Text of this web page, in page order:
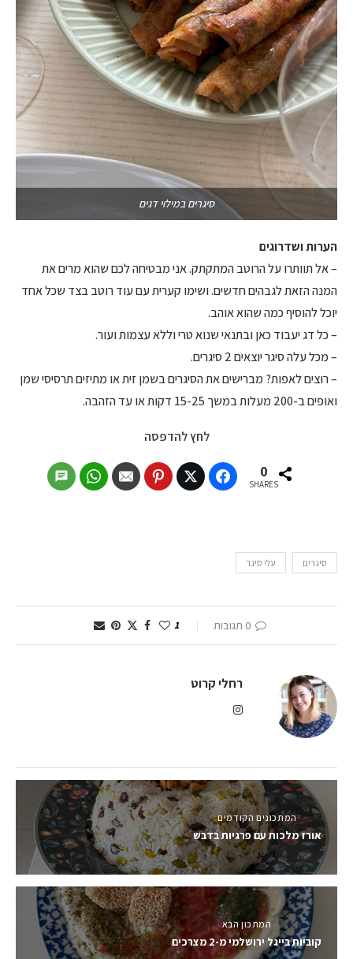
סיגרים במילוי דגים
הערות ושדרוגים
– אל תוותרו על הרוטב המתקתק. אני מבטיחה לכם שהוא מרים את
המנה הזאת לגבהים חדשים. ושימו קערית עם עוד רוטב בצד שכל אחד
יוכל להוסיף כמה שהוא אוהב.
– כל דג יעבוד כאן ובתנאי שנוא טרי וללא עצמות ועור.
– מכל עלה סיגר יוצאים 2 סיגרים.
– רוצים לאפות? מברישים את הסיגרים בשמן זית או מתיזים תרסיסי שמן
ואופים ב-200 מעלות במשך 15-25 דקות או עד הזהבה.
לחץ להדפסה
0
SHARES
סיגרים עלי סיגר
0 תגובות 1
רחלי קרוט
המתכונים הקודמים
אורז מלכות עם פרגיות בדבש
המתכון הבא
קוביות בייגל ירושלמי מ-2 מצרכים